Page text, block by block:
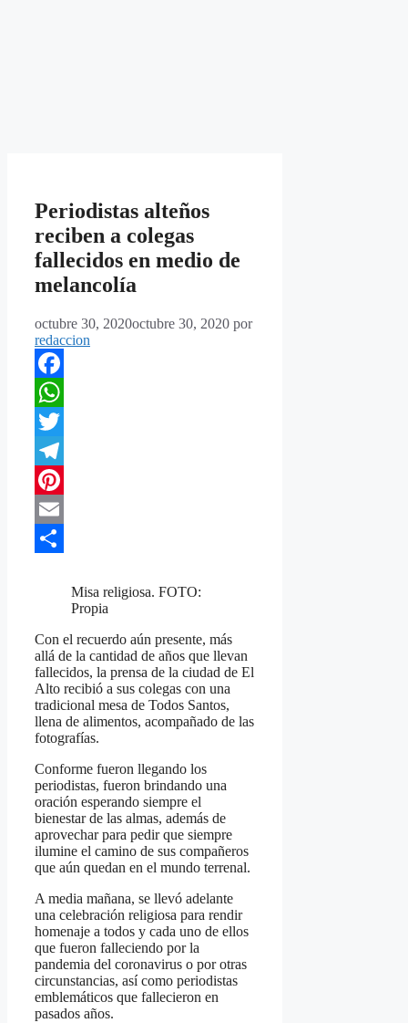
Periodistas alteños
reciben a colegas
fallecidos en medio de
melancolía
octubre 30, 2020octubre 30, 2020 por
redaccion
Facebook
WhatsApp
Twitter
Telegram
Pinterest
Email
Misa religiosa. FOTO:
Propia
Con el recuerdo aún presente, más
allá de la cantidad de años que llevan
fallecidos, la prensa de la ciudad de El
Alto recibió a sus colegas con una
tradicional mesa de Todos Santos,
llena de alimentos, acompañado de las
fotografías.
Conforme fueron llegando los
periodistas, fueron brindando una
oración esperando siempre el
bienestar de las almas, además de
aprovechar para pedir que siempre
ilumine el camino de sus compañeros
que aún quedan en el mundo terrenal.
A media mañana, se llevó adelante
una celebración religiosa para rendir
homenaje a todos y cada uno de ellos
que fueron falleciendo por la
pandemia del coronavirus o por otras
circunstancias, así como periodistas
emblemáticos que fallecieron en
pasados años.